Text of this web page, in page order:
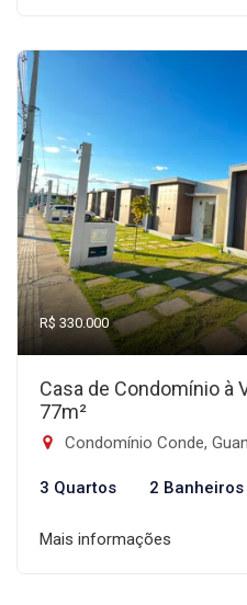
R$ 330.000
Casa de Condomínio à
77m²
Condomínio Conde,
3 Quartos 2 Banheiros
Mais informações